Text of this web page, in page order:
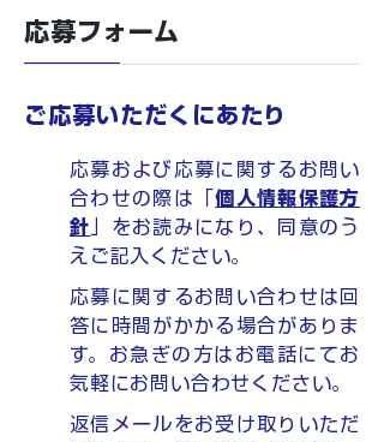
応募フォーム
ご応募いただくにあたり
応募および応募に関するお問い
合わせの際は「個人情報保護方
針 」をお読みになり、同意のう
えご記入ください。
応募に関するお問い合わせは回
答に時間がかかる場合がありま
す。お急ぎの方はお電話にてお
気軽にお問い合わせください。
返信メールをお受け取りいただ